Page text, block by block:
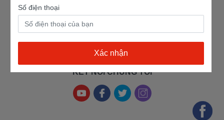
Tin tức
Liên hệ
KẾT NỐI CHÚNG TÔI
Số điện thoại